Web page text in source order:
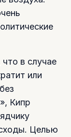
в случае
или
Кипр
Целью